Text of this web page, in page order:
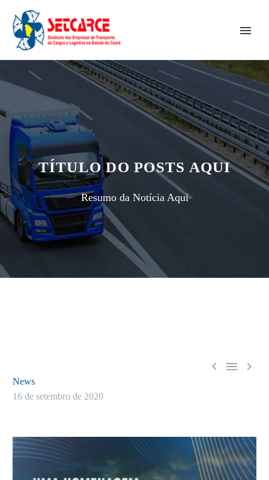
TÍTULO DO POSTS AQUI
Resumo da Notícia Aqui
  
News
16 de setembro de 2020